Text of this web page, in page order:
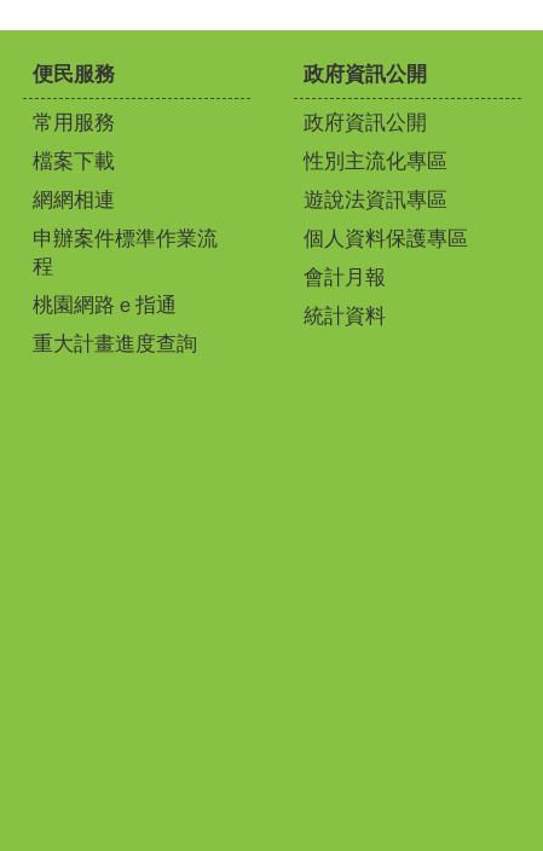
便民服務
常用服務
檔案下載
網網相連
申辦案件標準作業流
程
桃園網路ｅ指通
重大計畫進度查詢
政府資訊公開
政府資訊公開
性別主流化專區
遊說法資訊專區
個人資料保護專區
會計月報
統計資料